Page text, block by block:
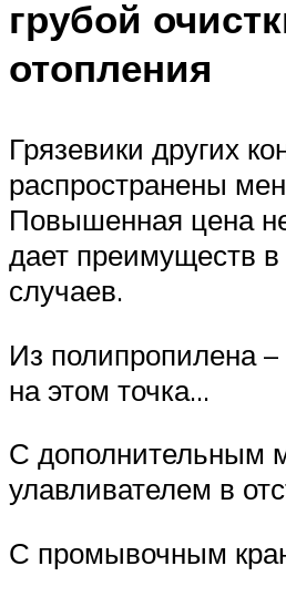
грубой
отопления
Грязевики других
распространены
Повышенная цена
дает преимуществ
случаев.
Из полипропилена –
на этом точка…
С дополнительным
улавливателем в
С промывочным